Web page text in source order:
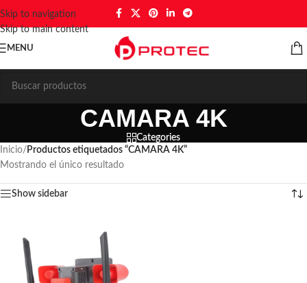
Skip to navigation
Skip to main content
MENU
CAMARA 4K
Categories
Inicio/ Productos etiquetados “CAMARA 4K”
Mostrando el único resultado
Show sidebar